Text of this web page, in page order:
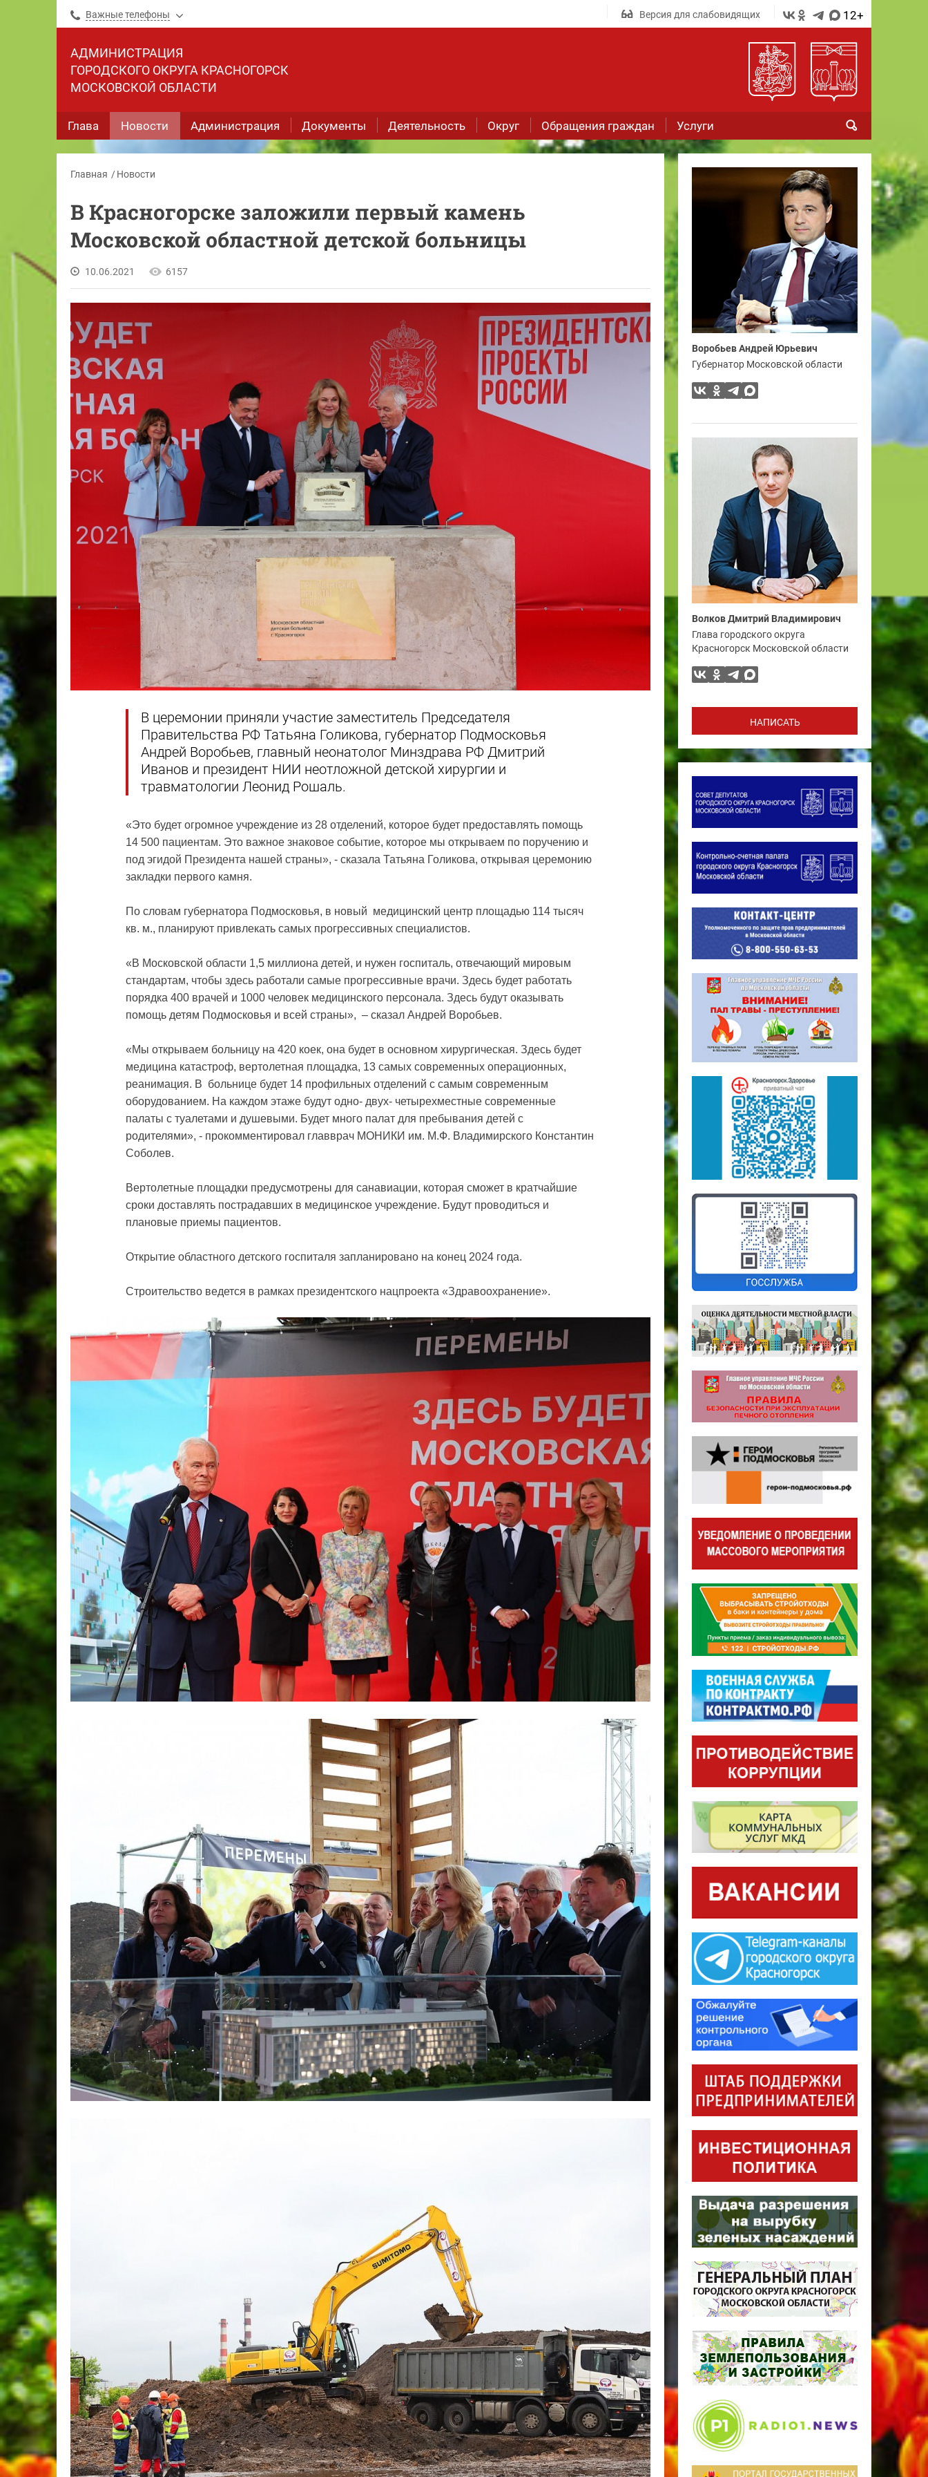
Важные телефоны Версия для слабовидящих 12+
АДМИНИСТРАЦИЯ
ГОРОДСКОГО ОКРУГА КРАСНОГОРСК
МОСКОВСКОЙ ОБЛАСТИ
Глава Новости Администрация Документы Деятельность Округ Обращения граждан Услуги
Главная Новости
В Красногорске заложили первый камень
Московской областной детской больницы
10.06.2021 6157
В церемонии приняли участие заместитель Председателя
Правительства РФ Татьяна Голикова, губернатор Подмосковья
Андрей Воробьев, главный неонатолог Минздрава РФ Дмитрий
Иванов и президент НИИ неотложной детской хирургии и
травматологии Леонид Рошаль.
«Это будет огромное учреждение из 28 отделений, которое будет предоставлять помощь
14 500 пациентам. Это важное знаковое событие, которое мы открываем по поручению и
под эгидой Президента нашей страны», - сказала Татьяна Голикова, открывая церемонию
закладки первого камня.
По словам губернатора Подмосковья, в новый медицинский центр площадью 114 тысяч
кв. м., планируют привлекать самых прогрессивных специалистов.
«В Московской области 1,5 миллиона детей, и нужен госпиталь, отвечающий мировым
стандартам, чтобы здесь работали самые прогрессивные врачи. Здесь будет работать
порядка 400 врачей и 1000 человек медицинского персонала. Здесь будут оказывать
помощь детям Подмосковья и всей страны», – сказал Андрей Воробьев.
«Мы открываем больницу на 420 коек, она будет в основном хирургическая. Здесь будет
медицина катастроф, вертолетная площадка, 13 самых современных операционных,
реанимация. В больнице будет 14 профильных отделений с самым современным
оборудованием. На каждом этаже будут одно- двух- четырехместные современные
палаты с туалетами и душевыми. Будет много палат для пребывания детей с
родителями», - прокомментировал главврач МОНИКИ им. М.Ф. Владимирского Константин
Соболев.
Вертолетные площадки предусмотрены для санавиации, которая сможет в кратчайшие
сроки доставлять пострадавших в медицинское учреждение. Будут проводиться и
плановые приемы пациентов.
Открытие областного детского госпиталя запланировано на конец 2024 года.
Строительство ведется в рамках президентского нацпроекта «Здравоохранение».
Воробьев Андрей Юрьевич
Губернатор Московской области
Волков Дмитрий Владимирович
Глава городского округа
Красногорск Московской области
НАПИСАТЬ